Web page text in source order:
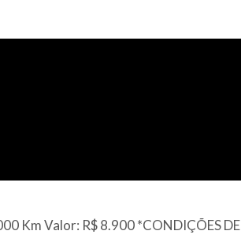
Km Valor: R$ 8.900 *CONDIÇÕES DE